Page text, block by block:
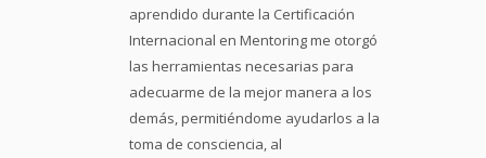
aprendido durante la Certificación
Internacional en Mentoring me otorgó
las herramientas necesarias para
adecuarme de la mejor manera a los
demás, permitiéndome ayudarlos a la
toma de consciencia, al